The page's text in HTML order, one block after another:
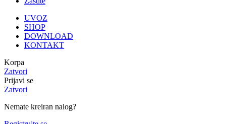
UVOZ
SHOP
DOWNLOAD
KONTAKT
Korpa
Zatvori
Prijavi se
Zatvori
Nemate kreiran nalog?